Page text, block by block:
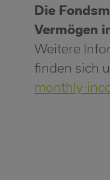
Die
Vermögen
Weitere
finden sich
monthly-